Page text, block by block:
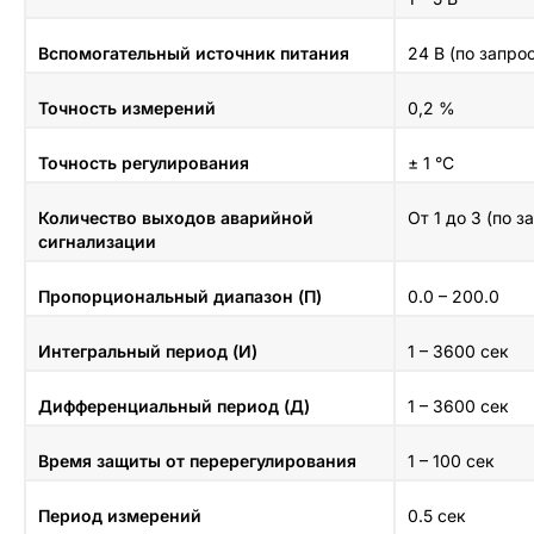
Вспомогательный источник питания 24 В (по
Точность измерений 0,2 %
Точность регулирования ± 1 °С
Количество выходов аварийной
сигнализации
От 1 до 3 (по
Пропорциональный диапазон (П) 0.0 – 200.0
Интегральный период (И) 1 – 3600 сек
Дифференциальный период (Д) 1 – 3600 сек
Время защиты от перерегулирования 1 – 100 сек
Период измерений 0.5 сек